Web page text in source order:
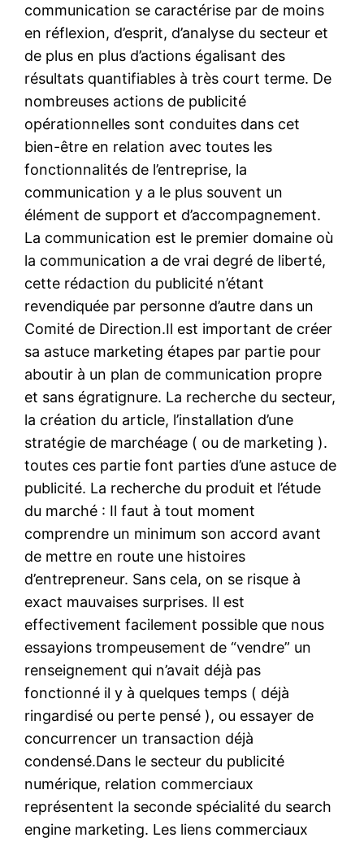
communication se caractérise par de moins
en réflexion, d’esprit, d’analyse du secteur et
de plus en plus d’actions égalisant des
résultats quantifiables à très court terme. De
nombreuses actions de publicité
opérationnelles sont conduites dans cet
bien-être en relation avec toutes les
fonctionnalités de l’entreprise, la
communication y a le plus souvent un
élément de support et d’accompagnement.
La communication est le premier domaine où
la communication a de vrai degré de liberté,
cette rédaction du publicité n’étant
revendiquée par personne d’autre dans un
Comité de Direction.Il est important de créer
sa astuce marketing étapes par partie pour
aboutir à un plan de communication propre
et sans égratignure. La recherche du secteur,
la création du article, l’installation d’une
stratégie de marchéage ( ou de marketing ).
toutes ces partie font parties d’une astuce de
publicité. La recherche du produit et l’étude
du marché : Il faut à tout moment
comprendre un minimum son accord avant
de mettre en route une histoires
d’entrepreneur. Sans cela, on se risque à
exact mauvaises surprises. Il est
effectivement facilement possible que nous
essayions trompeusement de “vendre” un
renseignement qui n’avait déjà pas
fonctionné il y à quelques temps ( déjà
ringardisé ou perte pensé ), ou essayer de
concurrencer un transaction déjà
condensé.Dans le secteur du publicité
numérique, relation commerciaux
représentent la seconde spécialité du search
engine marketing. Les liens commerciaux